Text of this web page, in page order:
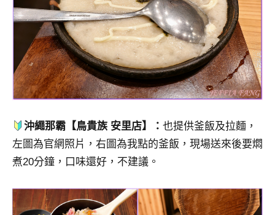
沖繩那霸【鳥貴族 安里店】：也提供釜飯及拉麵，
左圖為官網照片，右圖為我點的釜飯，現場送來後要燜
煮20分鐘，口味還好，不建議。